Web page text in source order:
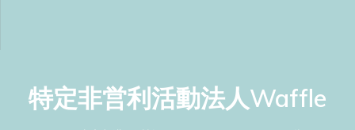
特定非営利活動法人Waffle